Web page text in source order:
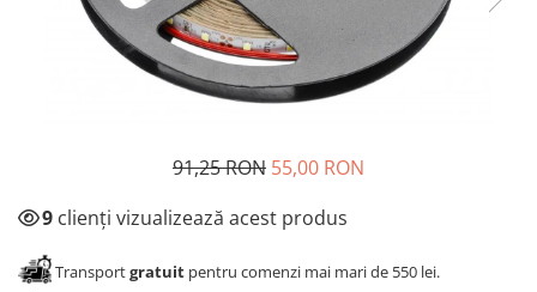
Solutii de curatat & adezivi
Canturi ABS
Clesti/ patenti
91,25 RON 55,00 RON
9 clienți vizualizează acest produs
Transportgratuit pentru comenzi mai mari de 550 lei.